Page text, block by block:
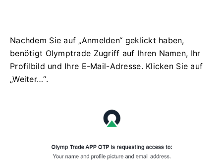
Nachdem Sie auf „Anmelden“ geklickt haben,
benötigt Olymptrade Zugriff auf Ihren Namen, Ihr
Profilbild und Ihre E-Mail-Adresse. Klicken Sie auf
„Weiter…“.